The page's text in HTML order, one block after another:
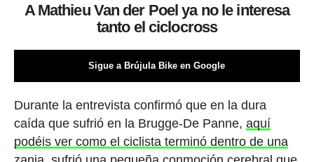
A Mathieu Van der Poel ya no le interesa
tanto el ciclocross
Sigue a Brújula Bike en Google
Durante la entrevista confirmó que en la dura
caída que sufrió en la Brugge-De Panne, aquí
podéis ver como el ciclista terminó dentro de una